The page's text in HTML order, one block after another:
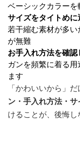
ベーシックカラー
サイズをタイトめに
若干縮む素材が多
が無難
お手入れ方法を確認
ガンを頻繁に着る
ます
「かわいいから」
ン・手入れ方法・
けることが、後悔し